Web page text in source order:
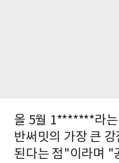
올 5월 1*******라
반써밋의 가장 큰
된다는 점"이라며 "